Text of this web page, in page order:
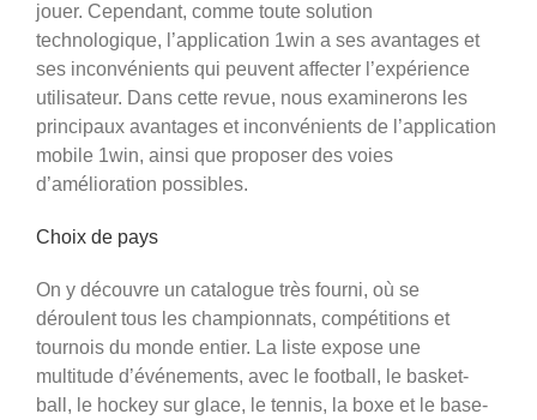
jouer. Cependant, comme toute solution
technologique, l’application 1win a ses avantages et
ses inconvénients qui peuvent affecter l’expérience
utilisateur. Dans cette revue, nous examinerons les
principaux avantages et inconvénients de l’application
mobile 1win, ainsi que proposer des voies
d’amélioration possibles.
Choix de pays
On y découvre un catalogue très fourni, où se
déroulent tous les championnats, compétitions et
tournois du monde entier. La liste expose une
multitude d’événements, avec le football, le basket-
ball, le hockey sur glace, le tennis, la boxe et le base-